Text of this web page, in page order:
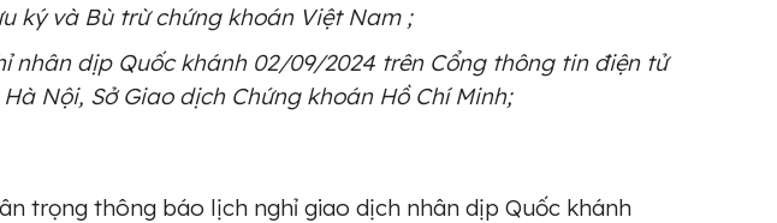
ký và Bù trừ chứng khoán Việt Nam ;
nhân dịp Quốc khánh 02/09/2024 trên Cổng thông tin điện tử
Nội, Sở Giao dịch Chứng khoán Hồ Chí Minh;
trọng thông báo lịch nghỉ giao dịch nhân dịp Quốc khánh